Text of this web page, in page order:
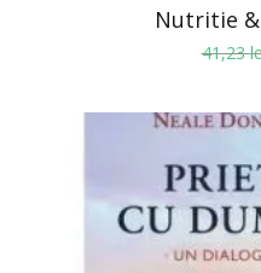
Nutritie
41,23